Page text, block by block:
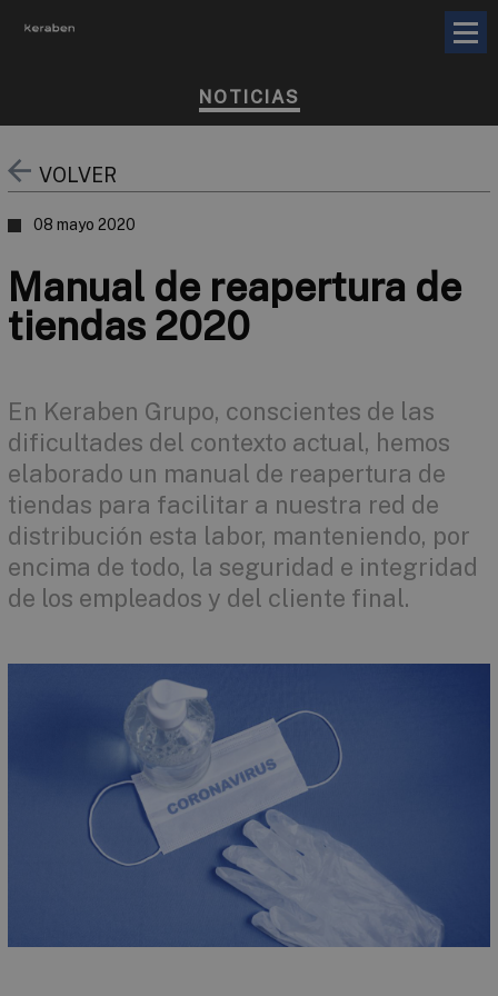
NOTICIAS
VOLVER
08 mayo 2020
Manual de reapertura de
tiendas 2020
En Keraben Grupo, conscientes de las
dificultades del contexto actual, hemos
elaborado un manual de reapertura de
tiendas para facilitar a nuestra red de
distribución esta labor, manteniendo, por
encima de todo, la seguridad e integridad
de los empleados y del cliente final.